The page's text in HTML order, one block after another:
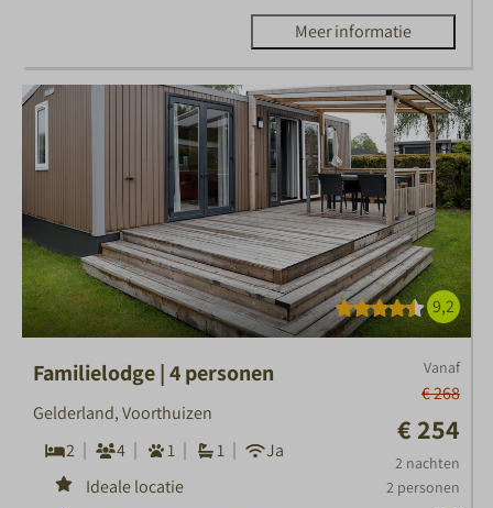
Meer informatie
9,2
Vanaf
€ 268
€ 254
2 nachten
2 personen
Familielodge | 4 personen
Gelderland, Voorthuizen
2
4 1 1
Ja
Ideale locatie